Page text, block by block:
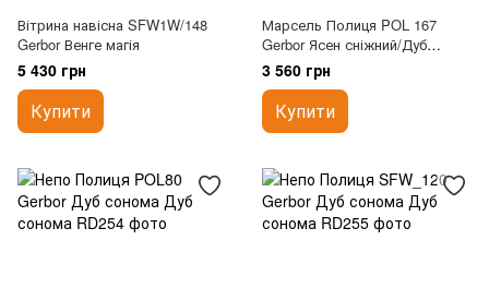
Вітрина навісна SFW1W/148
Gerbor Венге магія
5 430 грн
Купити
Марсель Полиця POL 167
Gerbor Ясен сніжний/Дуб
сонома трюфель
3 560 грн
Купити